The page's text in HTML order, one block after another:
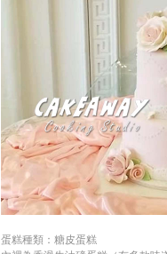
蛋糕種類：糖皮蛋糕